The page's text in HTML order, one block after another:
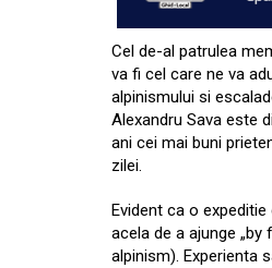
Cel de-al patrulea
va fi cel care ne va
alpinismului si
Alexandru Sava este
ani cei mai buni
zilei.
Evident ca o
acela de a ajunge
alpinism). Experienta